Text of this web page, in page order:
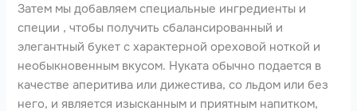
Затем мы добавляем специальные ингредиенты и
специи , чтобы получить сбалансированный и
элегантный букет с характерной ореховой ноткой и
необыкновенным вкусом. Нуката обычно подается в
качестве аперитива или дижестива, со льдом или без
него, и является изысканным и приятным напитком,